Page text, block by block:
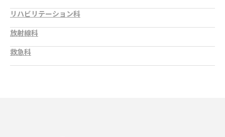
リハビリテーション科
放射線科
救急科